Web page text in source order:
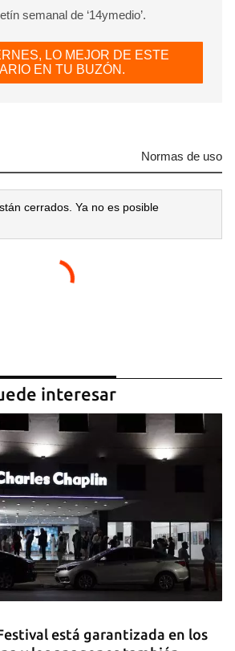
semanal de ‘14ymedio’.
LO MEJOR DE ESTE
EN TU BUZÓN.
Normas de uso
cerrados. Ya no es posible
interesar
está garantizada en los